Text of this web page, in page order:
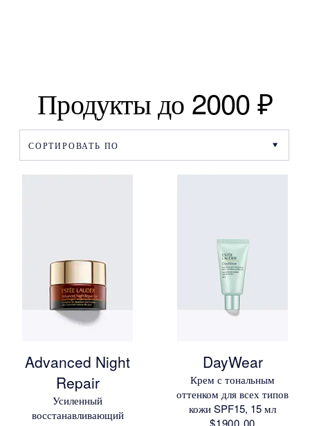
Продукты до 2000 ₽
Advanced Night
Repair
Усиленный
восстанавливающий
DayWear
Крем с тональным
оттенком для всех типов
кожи SPF15, 15 мл
$1900.00